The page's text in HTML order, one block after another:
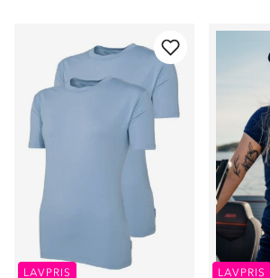
LAVPRIS LAVPRIS